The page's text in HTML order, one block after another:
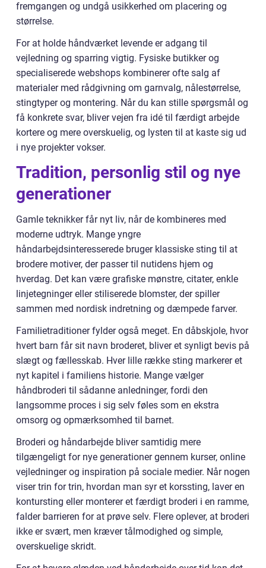
fremgangen og undgå usikkerhed om placering og
størrelse.
For at holde håndværket levende er adgang til
vejledning og sparring vigtig. Fysiske butikker og
specialiserede webshops kombinerer ofte salg af
materialer med rådgivning om garnvalg, nålestørrelse,
stingtyper og montering. Når du kan stille spørgsmål og
få konkrete svar, bliver vejen fra idé til færdigt arbejde
kortere og mere overskuelig, og lysten til at kaste sig ud
i nye projekter vokser.
Tradition, personlig stil og nye
generationer
Gamle teknikker får nyt liv, når de kombineres med
moderne udtryk. Mange yngre
håndarbejdsinteresserede bruger klassiske sting til at
brodere motiver, der passer til nutidens hjem og
hverdag. Det kan være grafiske mønstre, citater, enkle
linjetegninger eller stiliserede blomster, der spiller
sammen med nordisk indretning og dæmpede farver.
Familietraditioner fylder også meget. En dåbskjole, hvor
hvert barn får sit navn broderet, bliver et synligt bevis på
slægt og fællesskab. Hver lille række sting markerer et
nyt kapitel i familiens historie. Mange vælger
håndbroderi til sådanne anledninger, fordi den
langsomme proces i sig selv føles som en ekstra
omsorg og opmærksomhed til barnet.
Broderi og håndarbejde bliver samtidig mere
tilgængeligt for nye generationer gennem kurser, online
vejledninger og inspiration på sociale medier. Når nogen
viser trin for trin, hvordan man syr et korssting, laver en
kontursting eller monterer et færdigt broderi i en ramme,
falder barrieren for at prøve selv. Flere oplever, at broderi
ikke er svært, men kræver tålmodighed og simple,
overskuelige skridt.